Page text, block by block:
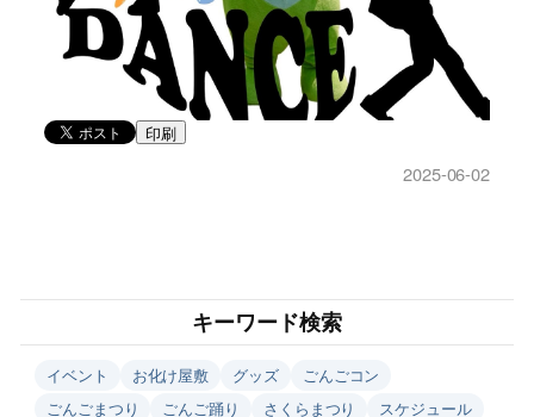
印刷
2025-06-02
キーワード検索
イベント お化け屋敷 グッズ
ごんごコン
ごんごまつり
ごんご踊り さくらまつり スケジュール